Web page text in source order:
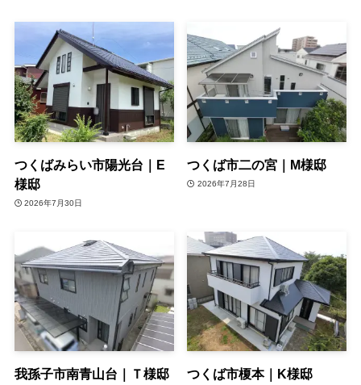
つくばみらい市陽光台｜E
様邸
2026年7月30日
つくば市二の宮｜M様邸
2026年7月28日
我孫子市南青山台｜Ｔ様邸 つくば市榎本｜K様邸